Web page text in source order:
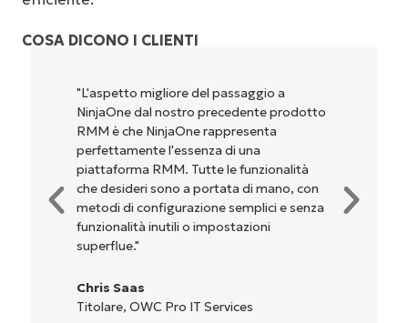
COSA DICONO I CLIENTI
"L'aspetto migliore del passaggio a
NinjaOne dal nostro precedente prodotto
RMM è che NinjaOne rappresenta
perfettamente l'essenza di una
piattaforma RMM. Tutte le funzionalità
che desideri sono a portata di mano, con
metodi di configurazione semplici e senza
funzionalità inutili o impostazioni
superflue."
Chris Saas
Titolare, OWC Pro IT Services